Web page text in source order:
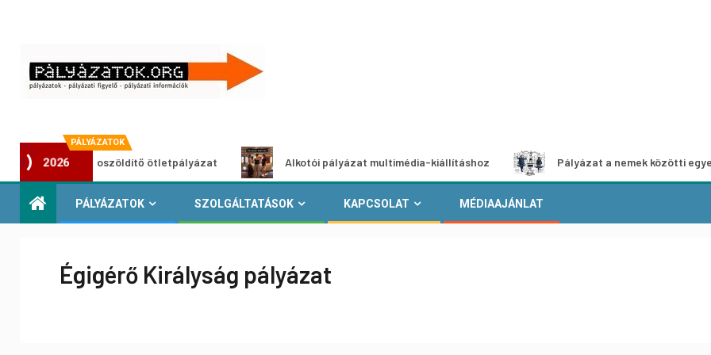
PÁLYÁZATOK
2026
Városzöldítő ötletpályázat Alkotói pályázat multimédia-kiállításhoz Pályázat a nemek közötti egyenlőség
PÁLYÁZATOK SZOLGÁLTATÁSOK KAPCSOLAT MÉDIAAJÁNLAT
Égigérő Királyság pályázat